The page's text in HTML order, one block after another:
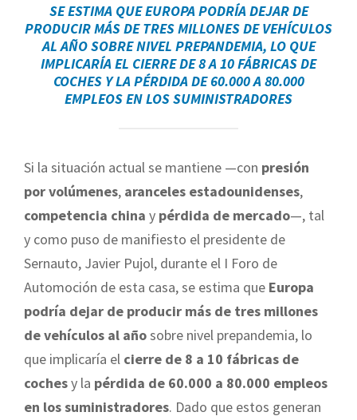
SE ESTIMA QUE EUROPA PODRÍA DEJAR DE
PRODUCIR MÁS DE TRES MILLONES DE VEHÍCULOS
AL AÑO SOBRE NIVEL PREPANDEMIA, LO QUE
IMPLICARÍA EL CIERRE DE 8 A 10 FÁBRICAS DE
COCHES Y LA PÉRDIDA DE 60.000 A 80.000
EMPLEOS EN LOS SUMINISTRADORES
Si la situación actual se mantiene —con presión
por volúmenes, aranceles estadounidenses,
competencia china y pérdida de mercado—, tal
y como puso de manifiesto el presidente de
Sernauto, Javier Pujol, durante el I Foro de
Automoción de esta casa, se estima que Europa
podría dejar de producir más de tres millones
de vehículos al añosobre nivel prepandemia, lo
que implicaría el cierre de 8 a 10 fábricas de
cochesy la pérdida de 60.000 a 80.000 empleos
en los suministradores. Dado que estos generan